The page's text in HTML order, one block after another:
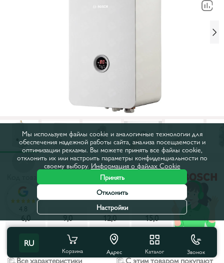
Мощность, кВт:
6,0
9,0 12,0 15,0
18,0
24,0
Все характеристики
С этим товаром покупают
RU
Корзина Адрес Каталог Звонок
4.8
Мы используем файлы cookie и аналогичные технологии для
обеспечения надежной работы сайта, анализа посещаемости и
оптимизации рекламы. Вы можете принять все файлы cookie,
отклонить их или настроить параметры конфиденциальности по
своему выбору. Информация о файлах Cookie
Принять
Отклонить
Настройки